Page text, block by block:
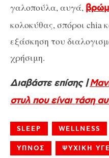
γαλοπούλα, αυγά,
κολοκύθας, σπόροι chia
εξάσκηση του
χρήσιμη.
Διαβάστε επίσης |
στυλ που είναι τάση
SLEEP WELLNESS
ΥΠΝΟΣ ΨΥΧΙΚΗ